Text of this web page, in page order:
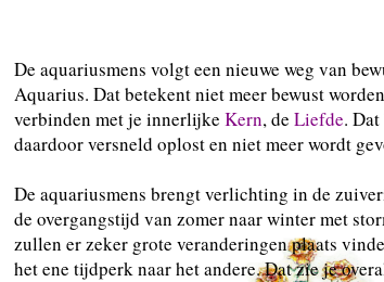
De aquariusmens volgt een nieuwe weg van
Aquarius. Dat betekent niet meer bewust
verbinden met je innerlijke Kern, de Liefde.
daardoor versneld oplost en niet meer wordt
De aquariusmens brengt verlichting in de
de overgangstijd van zomer naar winter met
zullen er zeker grote veranderingen plaats
het ene tijdperk naar het andere. Dat zie je